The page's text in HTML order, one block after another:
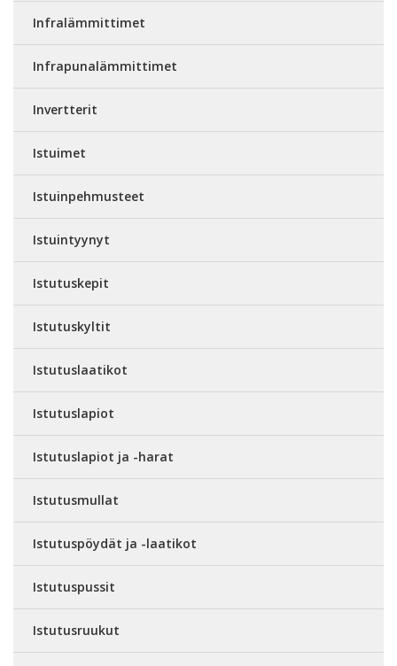
Infralämmittimet
Infrapunalämmittimet
Invertterit
Istuimet
Istuinpehmusteet
Istuintyynyt
Istutuskepit
Istutuskyltit
Istutuslaatikot
Istutuslapiot
Istutuslapiot ja -harat
Istutusmullat
Istutuspöydät ja -laatikot
Istutuspussit
Istutusruukut